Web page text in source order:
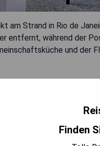
am Strand in Rio de
entfernt, während der
und der
Finden